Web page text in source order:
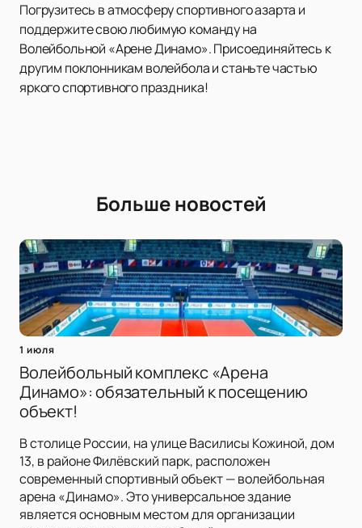
Погрузитесь в атмосферу спортивного азарта и
поддержите свою любимую команду на
Волейбольной «Арене Динамо». Присоединяйтесь к
другим поклонникам волейбола и станьте частью
яркого спортивного праздника!
Больше новостей
1 июля
Волейбольный комплекс «Арена
Динамо»: обязательный к посещению
объект!
В столице России, на улице Василисы Кожиной, дом
13, в районе Филёвский парк, расположен
современный спортивный объект — волейбольная
арена «Динамо». Это универсальное здание
является основным местом для организации